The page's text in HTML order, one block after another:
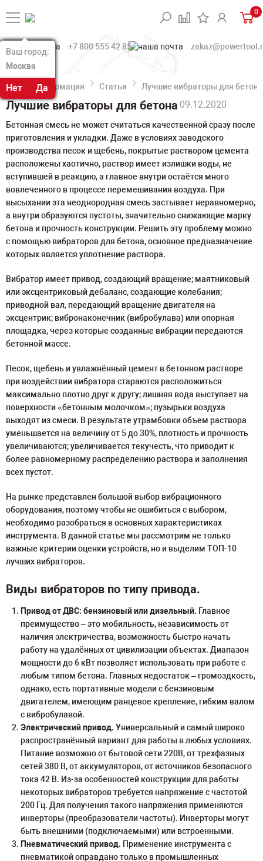
Ваш город:
Москва
Нет Да
Ваш город:
Москва
Нет Да
0
+7 800 555 42 85
Информация Статьи Лучшие вибраторы для бетона
Лучшие вибраторы для бетона 09.12.2020
Бетонная смесь не может считаться качественной сразу после
приготовления и укладки. Даже в условиях заводского
производства песок и щебень, покрытые раствором цемента
расположены хаотично, раствор имеет излишки воды, не
вступившей в реакцию, а главное внутри остаётся много
вовлеченного в процессе перемешивания воздуха. При
высыхании эта неоднородная смесь застывает неравномерно,
а внутри образуются пустоты, значительно снижающие марку
бетона и прочность конструкции. Решить эту проблему можно
с помощью вибраторов для бетона, основное предназначение
которых является уплотнение раствора.
Вибратор имеет привод, создающий вращение; маятниковый
или эксцентриковый дебаланс, создающие колебания;
приводной вал, передающий вращение двигателя на
эксцентрик; вибронаконечник (вибробулава) или опорная
площадка, через которые созданные вибрации передаются
бетонной массе.
Песок, щебень и увлажнённый цемент в бетонном растворе
при воздействии вибратора стараются расположиться
максимально плотно друг к другу; лишняя вода выступает на
поверхности «бетонным молочком»; пузырьки воздуха
выходят из смеси. В результате утрамбовки объем раствора
уменьшается на величину от 5 до 30%, плотность и прочность
увеличиваются; увеличивается текучесть, что приводит к
более равномерному распределению раствора и заполнения
всех пустот.
На рынке представлен большой выбор вибрационного
оборудования, поэтому чтобы не ошибиться с выбором,
необходимо разобраться в основных характеристиках
инструмента. В данной статье мы рассмотрим не только
важные критерии оценки устройств, но и выделим ТОП-10
лучших вибраторов.
Виды вибраторов по типу привода.
Привод от ДВС: бензиновый или дизельный. Главное
преимущество – это мобильность, независимость от
наличия электричества, возможность быстро начать
работу на удалённых от цивилизации объектах. Диапазон
мощности до 6 кВт позволяет использовать при работе с
любым типом бетона. Главных недостаток – громоздкость,
однако, есть портативные модели с бензиновым
двигателем, имеющим ранцевое крепление, гибким валом
с вибробулавой.
Электрический привод. Универсальный и самый широко
распространённый вариант для работы в любых условиях.
Питание возможно от бытовой сети 220В, от трехфазных
сетей 380 В, от аккумуляторов, от источников безопасного
тока 42 В. Из-за особенностей конструкции для работы
некоторых вибраторов требуется напряжение с частотой
200 Гц. Для получения такого напряжения применяются
инверторы (преобразователи частоты). Инверторы могут
быть внешними (подключаемыми) или встроенными.
Пневматический привод. Применение инструмента с
пневматикой оправдано только в промышленных